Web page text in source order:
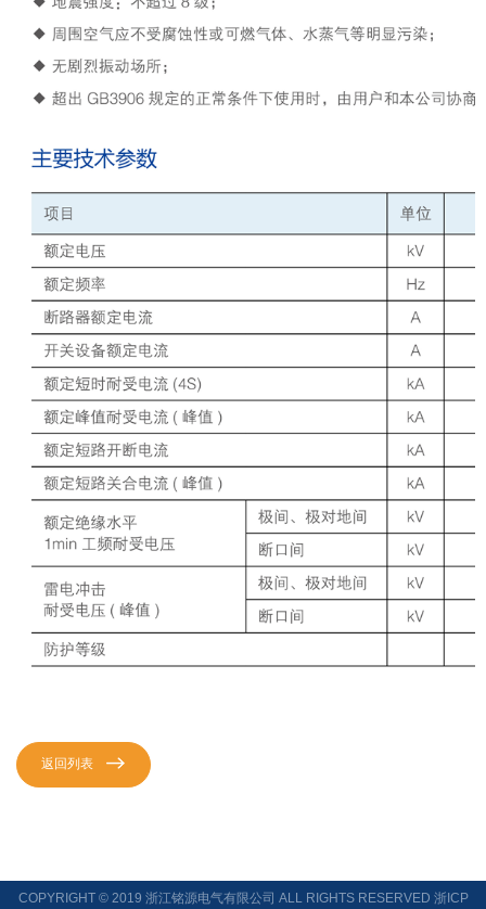
返回列表
COPYRIGHT © 2019 浙江铭源电气有限公司 ALL RIGHTS RESERVED 浙ICP